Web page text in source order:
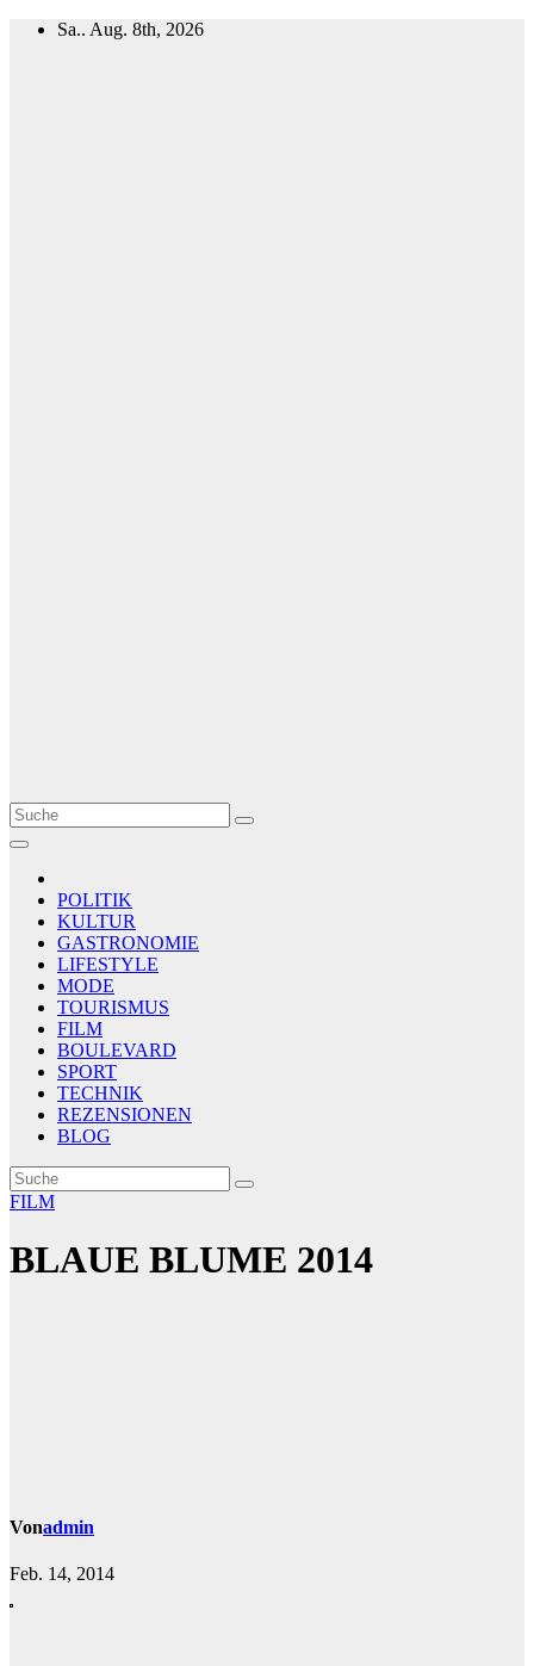
Zum
Sa.. Aug. 8th, 2026
Le Matin
AGENCE DE PRESSE
POLITIK
KULTUR
GASTRONOMIE
LIFESTYLE
MODE
TOURISMUS
FILM
BOULEVARD
SPORT
TECHNIK
REZENSIONEN
BLOG
FILM
BLAUE BLUME 2014
Vonadmin
Feb. 14, 2014